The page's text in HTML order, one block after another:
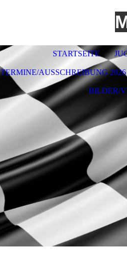
STARTSEITE
TERMINE/AUSSCHREIBUNG 2026
BILDER/